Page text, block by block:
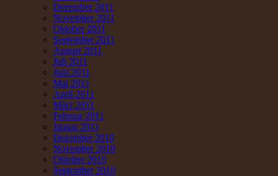
Dezember 2011
November 2011
Oktober 2011
September 2011
August 2011
Juli 2011
Juni 2011
Mai 2011
April 2011
März 2011
Februar 2011
Januar 2011
Dezember 2010
November 2010
Oktober 2010
September 2010